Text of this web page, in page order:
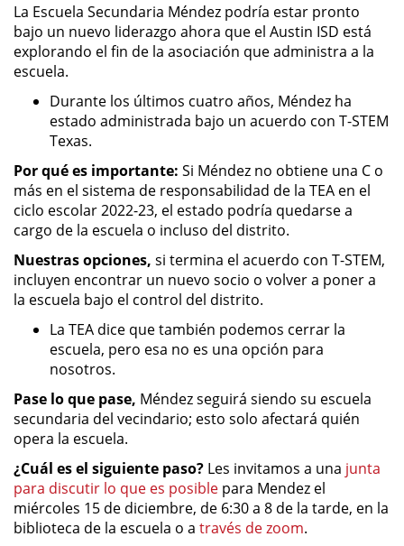
La Escuela Secundaria Méndez podría estar pronto
bajo un nuevo liderazgo ahora que el Austin ISD está
explorando el fin de la asociación que administra a la
escuela.
Durante los últimos cuatro años, Méndez ha
estado administrada bajo un acuerdo con T-STEM
Texas.
Por qué es importante: Si Méndez no obtiene una C o
más en el sistema de responsabilidad de la TEA en el
ciclo escolar 2022-23, el estado podría quedarse a
cargo de la escuela o incluso del distrito.
Nuestras opciones, si termina el acuerdo con T-STEM,
incluyen encontrar un nuevo socio o volver a poner a
la escuela bajo el control del distrito.
La TEA dice que también podemos cerrar la
escuela, pero esa no es una opción para
nosotros.
Pase lo que pase, Méndez seguirá siendo su escuela
secundaria del vecindario; esto solo afectará quién
opera la escuela.
¿Cuál es el siguiente paso? Les invitamos a una junta
para discutir lo que es posible para Mendez el
miércoles 15 de diciembre, de 6:30 a 8 de la tarde, en la
biblioteca de la escuela o a través de zoom.